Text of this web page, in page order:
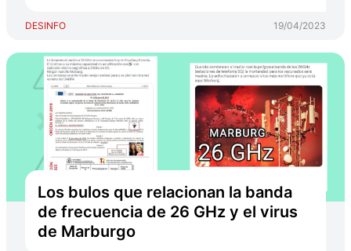
DESINFO 19/04/2023
Los bulos que relacionan la banda
de frecuencia de 26 GHz y el virus
de Marburgo